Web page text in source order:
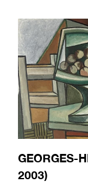
GEORGES-
2003)